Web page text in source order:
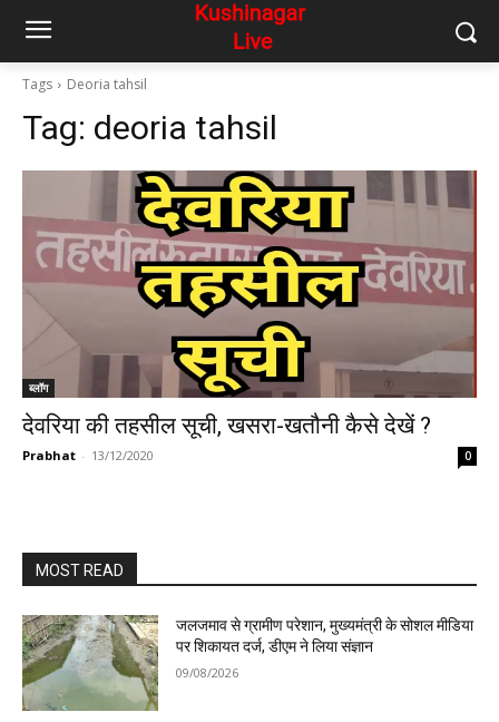
Tags Deoria tahsil
Tag: deoria tahsil
ब्लॉग
देवरिया की तहसील सूची, खसरा-खतौनी कैसे देखें ?
Prabhat - 13/12/2020 0
MOST READ
जलजमाव से ग्रामीण परेशान, मुख्यमंत्री के सोशल मीडिया
पर शिकायत दर्ज, डीएम ने लिया संज्ञान
09/08/2026